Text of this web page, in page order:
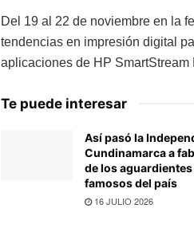
Del 19 al 22 de noviembre en la
tendencias en impresión digital
aplicaciones de HP
Te puede interesar
Así pasó la
Cundinamarca a
de los
famosos del país
16 JULIO 2026